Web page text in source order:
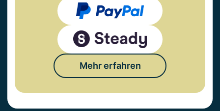
Mehr erfahren